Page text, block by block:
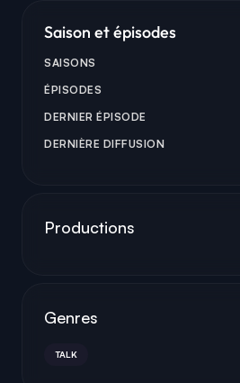
Saison et épisodes
SAISONS
ÉPISODES
DERNIER ÉPISODE
DERNIÈRE DIFFUSION
Productions
Genres
TALK